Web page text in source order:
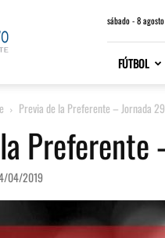
sábado - 8
FÚTBOL
Previa de la Preferente – Jornada 29
Preferente
04/2019